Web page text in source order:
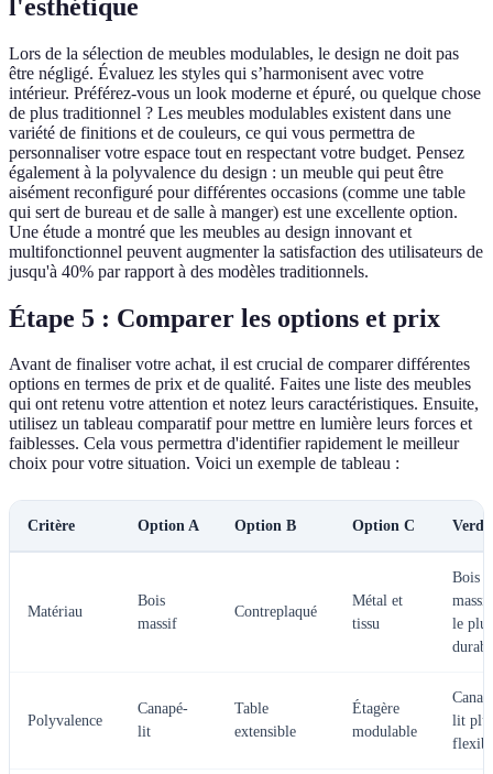
l'esthétique
Lors de la sélection de meubles modulables, le design ne doit pas
être négligé. Évaluez les styles qui s’harmonisent avec votre
intérieur. Préférez-vous un look moderne et épuré, ou quelque chose
de plus traditionnel ? Les meubles modulables existent dans une
variété de finitions et de couleurs, ce qui vous permettra de
personnaliser votre espace tout en respectant votre budget. Pensez
également à la polyvalence du design : un meuble qui peut être
aisément reconfiguré pour différentes occasions (comme une table
qui sert de bureau et de salle à manger) est une excellente option.
Une étude a montré que les meubles au design innovant et
multifonctionnel peuvent augmenter la satisfaction des utilisateurs de
jusqu'à 40% par rapport à des modèles traditionnels.
Étape 5 : Comparer les options et prix
Avant de finaliser votre achat, il est crucial de comparer différentes
options en termes de prix et de qualité. Faites une liste des meubles
qui ont retenu votre attention et notez leurs caractéristiques. Ensuite,
utilisez un tableau comparatif pour mettre en lumière leurs forces et
faiblesses. Cela vous permettra d'identifier rapidement le meilleur
choix pour votre situation. Voici un exemple de tableau :
Critère Option A Option B Option C
Matériau
Bois
massif
Contreplaqué
Métal et
tissu
Bois
massif
le plus
Polyvalence
Canapé-
lit
Table
extensible
Étagère
modulable
lit